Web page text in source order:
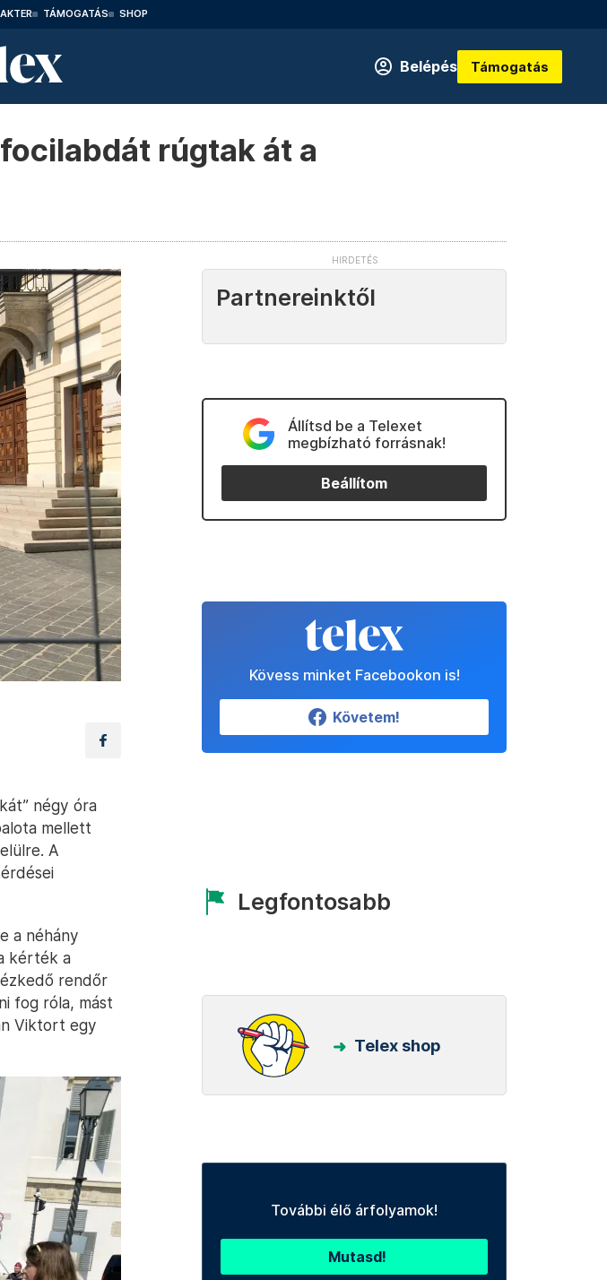
TÁMOGATÁS SHOP
Belépés Támogatás
rúgtak át a
négy óra
mellett
A
a néhány
kérték a
rendőr
fog róla, mást
Viktort egy
Partnereinktől
Állítsd be a Telexet
megbízható forrásnak!
Beállítom
Kövess minket Facebookon is!
Követem!
Legfontosabb
Telex shop
További élő árfolyamok!
Mutasd!